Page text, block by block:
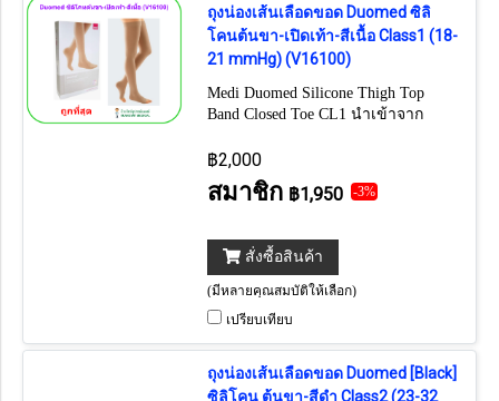
ถุงน่องเส้นเลือดขอด Duomed ซิลิ
โคนต้นขา-เปิดเท้า-สีเนื้อ Class1 (18-
21 mmHg) (V16100)
Medi Duomed Silicone Thigh Top
Band Closed Toe CL1 นำเข้าจาก
อย่างดี ป้องกันการลื่นไหล
฿2,000
สมาชิก ฿1,950 -3%
สั่งซื้อสินค้า
(มีหลายคุณสมบัติให้เลือก)
เปรียบเทียบ
ถุงน่องเส้นเลือดขอด Duomed [Black]
ซิลิโคน ต้นขา-สีดำ Class2 (23-32